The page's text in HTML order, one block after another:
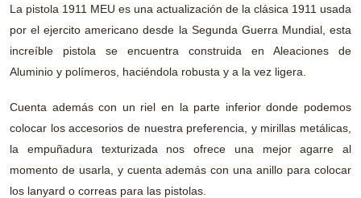
La pistola 1911 MEU es una actualización de la clásica 1911 usada
por el ejercito americano desde la Segunda Guerra Mundial, esta
increíble pistola se encuentra construida en Aleaciones de
Aluminio y polímeros, haciéndola robusta y a la vez ligera.
Cuenta además con un riel en la parte inferior donde podemos
colocar los accesorios de nuestra preferencia, y mirillas metálicas,
la empuñadura texturizada nos ofrece una mejor agarre al
momento de usarla, y cuenta además con una anillo para colocar
los lanyard o correas para las pistolas.